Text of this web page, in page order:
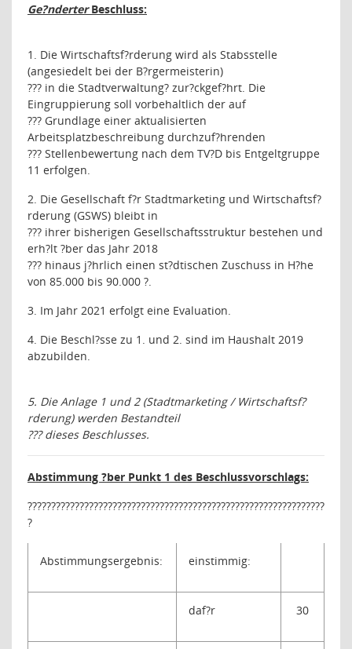
Ge?nderterBeschluss:
1. Die Wirtschaftsf?rderung wird als Stabsstelle
(angesiedelt bei der B?rgermeisterin)
??? in die Stadtverwaltung? zur?ckgef?hrt. Die
Eingruppierung soll vorbehaltlich der auf
??? Grundlage einer aktualisierten
Arbeitsplatzbeschreibung durchzuf?hrenden
??? Stellenbewertung nach dem TV?D bis Entgeltgruppe
11 erfolgen.
2. Die Gesellschaft f?r Stadtmarketing und Wirtschaftsf?
rderung (GSWS) bleibt in
??? ihrer bisherigen Gesellschaftsstruktur bestehen und
erh?lt ?ber das Jahr 2018
??? hinaus j?hrlich einen st?dtischen Zuschuss in H?he
von 85.000 bis 90.000 ?.
3. Im Jahr 2021 erfolgt eine Evaluation.
4. Die Beschl?sse zu 1. und 2. sind im Haushalt 2019
abzubilden.
5. Die Anlage 1 und 2 (Stadtmarketing / Wirtschaftsf?
rderung) werden Bestandteil
???dieses Beschlusses.
Abstimmung ?ber Punkt 1 des Beschlussvorschlags:
???????????????????????????????????????????????????????????????
?
Abstimmungsergebnis: einstimmig:
daf?r 30